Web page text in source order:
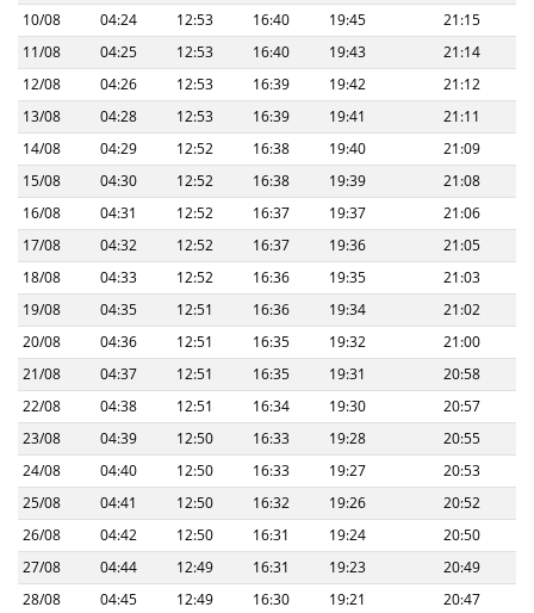
10/08
04:24 12:53 16:40 19:45
21:15
11/08
04:25 12:53 16:40 19:43
21:14
12/08
04:26 12:53 16:39 19:42
21:12
13/08
04:28 12:53 16:39 19:41
21:11
14/08
04:29 12:52 16:38 19:40
21:09
15/08
04:30 12:52 16:38 19:39
21:08
16/08
04:31 12:52 16:37 19:37
21:06
17/08
04:32 12:52 16:37 19:36
21:05
18/08
04:33 12:52 16:36 19:35
21:03
19/08
04:35 12:51 16:36 19:34
21:02
20/08
04:36 12:51 16:35 19:32
21:00
21/08
04:37 12:51 16:35 19:31
20:58
22/08
04:38 12:51 16:34 19:30
20:57
23/08
04:39 12:50 16:33 19:28
20:55
24/08
04:40 12:50 16:33 19:27
20:53
25/08
04:41 12:50 16:32 19:26
20:52
26/08
04:42 12:50 16:31 19:24
20:50
27/08
04:44 12:49 16:31 19:23
20:49
28/08
04:45 12:49 16:30 19:21
20:47